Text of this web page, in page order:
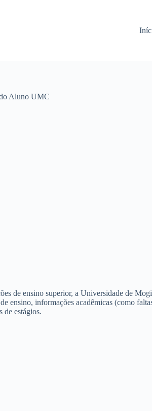
Aluno UMC
de ensino superior, a Universidade de
ensino, informações acadêmicas (como
de estágios.